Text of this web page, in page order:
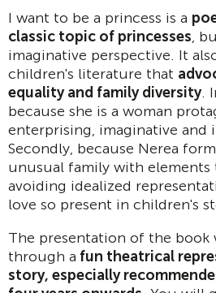
I want to be a princess is a
classic topic of princesses,
imaginative perspective. It
children's literature that
equality and family diversity.
because she is a woman
enterprising, imaginative and
Secondly, because Nerea
unusual family with elements
avoiding idealized
love so present in children's
The presentation of the book
through a fun theatrical
story, especially